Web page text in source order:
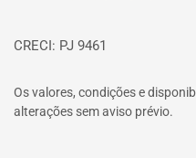
CRECI: PJ 9461
Os valores, condições e
alterações sem aviso prévio.